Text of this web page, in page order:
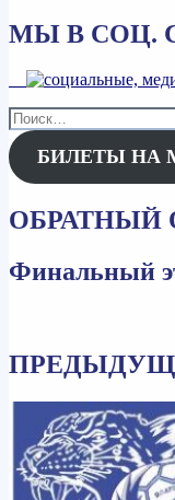
МЫ В СОЦ.
Найти:
БИЛЕТЫ НА
ОБРАТНЫЙ
Финальный